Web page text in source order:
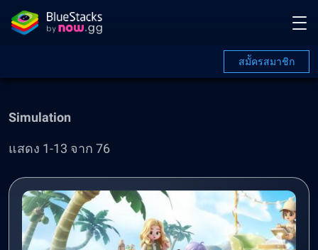
สมััครสมาชิก
Simulation
แสดง 1-13 จาก 76